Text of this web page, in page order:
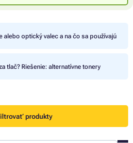
alebo optický valec a na čo sa používajú
tlač? Riešenie: alternatívne tonery
produkty